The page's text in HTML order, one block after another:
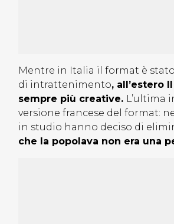
Mentre in Italia il format è
di intrattenimento, all’estero
sempre più creative. L’ultima
versione francese del format:
in studio hanno deciso di
che la popolava non era una